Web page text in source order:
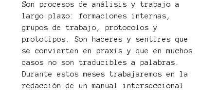
Son procesos de análisis y trabajo a
largo plazo: formaciones internas,
grupos de trabajo, protocolos y
prototipos. Son haceres y sentires que
se convierten en praxis y que en muchos
casos no son traducibles a palabras.
Durante estos meses trabajaremos en la
redacción de un manual interseccional